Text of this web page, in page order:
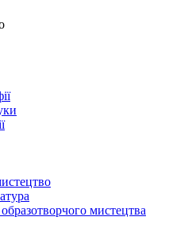
образотворчого мистецтва